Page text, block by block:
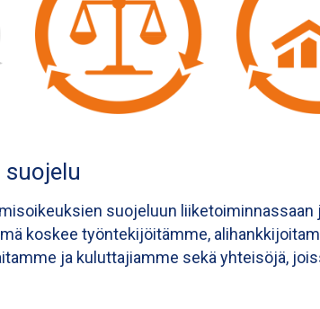
suojeluun liiketoiminnassaan
koskee työntekijöitämme,
ja kuluttajiamme sekä yhteisöjä,